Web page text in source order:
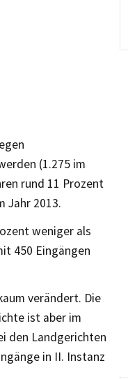
(1.275 im
rund 11 Prozent
Jahr 2013.
weniger als
450 Eingängen
verändert. Die
ist aber im
den Landgerichten
in II. Instanz